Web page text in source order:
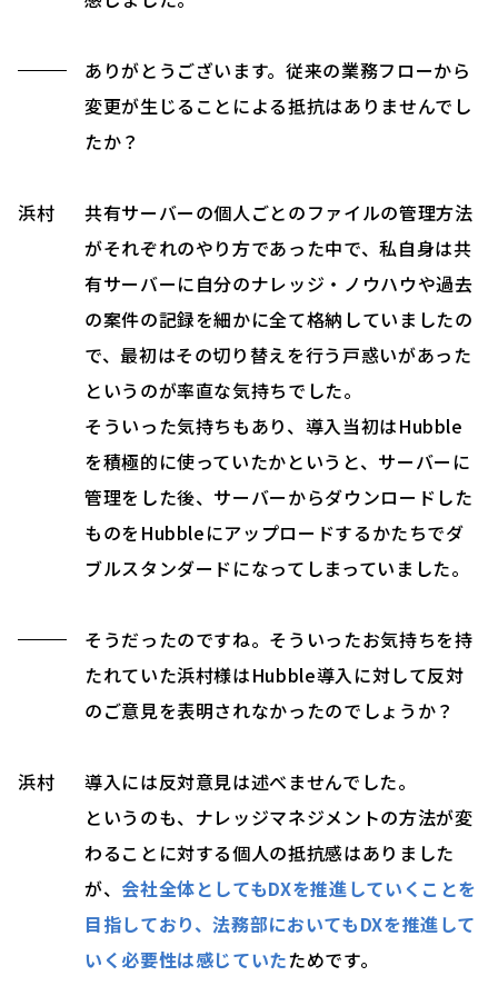
ありがとうございます。従来の業務フローから
変更が生じることによる抵抗はありませんでし
たか？
浜村
共有サーバーの個人ごとのファイルの管理方法
がそれぞれのやり方であった中で、私自身は共
有サーバーに自分のナレッジ・ノウハウや過去
の案件の記録を細かに全て格納していましたの
で、最初はその切り替えを行う戸惑いがあった
というのが率直な気持ちでした。
そういった気持ちもあり、導入当初はHubble
を積極的に使っていたかというと、サーバーに
管理をした後、サーバーからダウンロードした
ものをHubbleにアップロードするかたちでダ
ブルスタンダードになってしまっていました。
そうだったのですね。そういったお気持ちを持
たれていた浜村様はHubble導入に対して反対
のご意見を表明されなかったのでしょうか？
浜村
導入には反対意見は述べませんでした。
というのも、ナレッジマネジメントの方法が変
わることに対する個人の抵抗感はありました
が、 会社全体としてもDXを推進していくことを
目指しており、法務部においてもDXを推進して
いく必要性は感じていたためです。